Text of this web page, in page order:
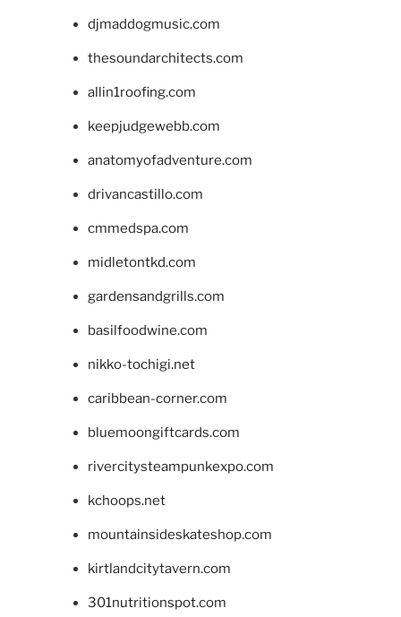
djmaddogmusic.com
thesoundarchitects.com
allin1roofing.com
keepjudgewebb.com
anatomyofadventure.com
drivancastillo.com
cmmedspa.com
midletontkd.com
gardensandgrills.com
basilfoodwine.com
nikko-tochigi.net
caribbean-corner.com
bluemoongiftcards.com
rivercitysteampunkexpo.com
kchoops.net
mountainsideskateshop.com
kirtlandcitytavern.com
301nutritionspot.com